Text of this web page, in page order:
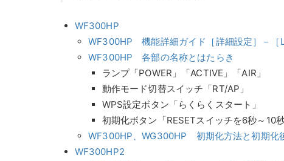
WF300HP
WF300HP 機能詳細ガイド［詳細設定］－［
WF300HP 各部の名称とはたらき
ランプ「POWER」「ACTIVE」「AIR」
動作モード切替スイッチ「RT/AP」
WPS設定ボタン「らくらくスタート」
初期化ボタン「RESETスイッチを6秒～10秒
WF300HP、WG300HP 初期化方法と初期化
WF300HP2